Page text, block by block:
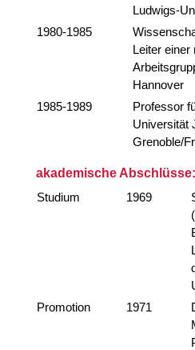
Ludwigs-
1980-1985
Leiter einer
Hannover
1985-1989
Professor
Universität
Grenoble/
akademische Abschlüsse:
Studium
1969
Promotion
1971